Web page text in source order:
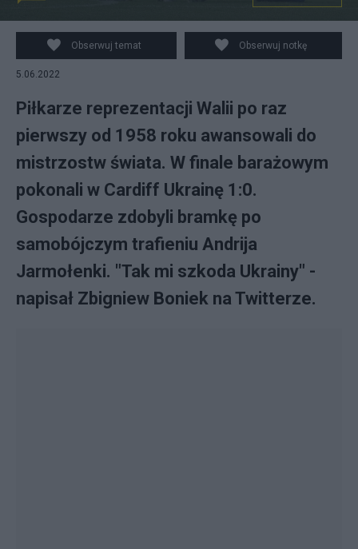
Załamany Andrij Jarmołenko po meczu z Walią, fot.
PAP/EPA/Peter Powell
Obserwuj temat Obserwuj notkę
5.06.2022
Piłkarze reprezentacji Walii po raz
pierwszy od 1958 roku awansowali do
mistrzostw świata. W finale barażowym
pokonali w Cardiff Ukrainę 1:0.
Gospodarze zdobyli bramkę po
samobójczym trafieniu Andrija
Jarmołenki. "Tak mi szkoda Ukrainy" -
napisał Zbigniew Boniek na Twitterze.